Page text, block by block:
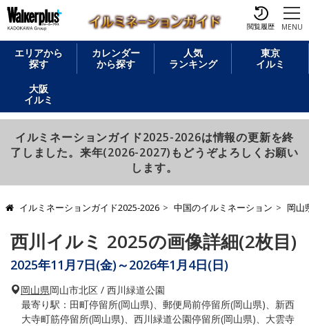
閲覧履歴 MENU
エリアから
探す
カレンダー
から探す
人気
ランキング
東京
イルミ
大阪
イルミ
イルミネーションガイド2025-2026は情報の更新を終
了しました。来年(2026-2027)もどうぞよろしくお願い
します。
イルミネーションガイド2025-2026 中国のイルミネーション 岡山
西川イルミ 2025の画像詳細(2枚目)
2025年11月7日(金)～2026年1月4日(日)
岡山県岡山市北区 / 西川緑道公園
最寄り駅：田町停留所(岡山県)、郵便局前停留所(岡山県)、新西
大寺町筋停留所(岡山県)、西川緑道公園停留所(岡山県)、大雲寺